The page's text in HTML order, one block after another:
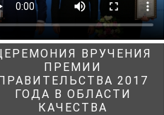
ВРУЧЕНИЯ
ПРЕМИИ
2017
ГОДА В ОБЛАСТИ
КАЧЕСТВА